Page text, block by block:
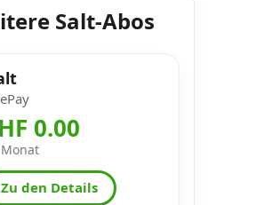
Salt-Abos
0.00
Zu den Details